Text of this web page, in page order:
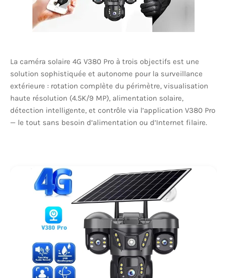
La caméra solaire 4G V380 Pro à trois objectifs est une
solution sophistiquée et autonome pour la surveillance
extérieure : rotation complète du périmètre, visualisation
haute résolution (4.5K/9 MP), alimentation solaire,
détection intelligente, et contrôle via l’application V380 Pro
— le tout sans besoin d’alimentation ou d’Internet filaire.